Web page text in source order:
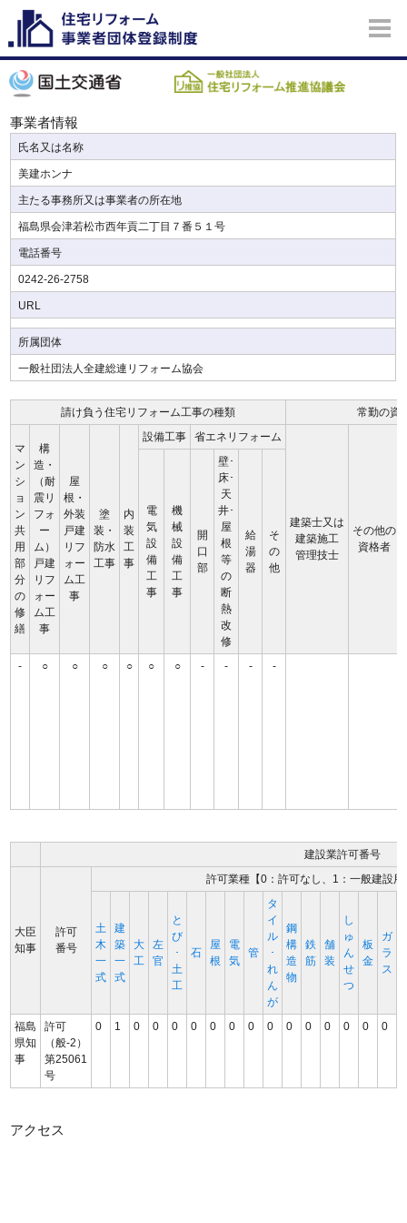
事業者情報
氏名又は名称
美建ホンナ
主たる事務所又は事業者の所在地
福島県会津若松市西年貢二丁目７番５１号
電話番号
0242-26-2758
URL
所属団体
一般社団法人全建総連リフォーム協会
請け負う住宅リフォーム工事の種類 常勤の資
マ
ン
シ
ョ
ン
共
用
部
分
の
修
繕
構
造・
（耐
震リ
フォ
ー
ム）
戸建
リフ
ォー
ム工
事
屋
根・
外装
戸建
リフ
ォー
ム工
事
塗
装・
防水
工事
内
装
工
事
設備工事 省エネリフォーム
建築士又は
建築施工
管理技士
その他の
資格者
電
気
設
備
工
事
機
械
設
備
工
事
開
口
部
壁･
床･
天
井･
屋
根
等
の
断
熱
改
修
給
湯
器
そ
の
他
- ○ ○ ○ ○ ○ ○ - - - -
建設業許可番号
大臣
知事
許可
番号
許可業種【0：許可なし、1：一般建設
土
木
一
式
建
築
一
式
大
工
左
官
と
び
･
土
工
石
屋
根
電
気
管
タ
イ
ル
･
れ
ん
が
鋼
構
造
物
鉄
筋
舗
装
し
ゅ
ん
せ
つ
板
金
ガ
ラ
ス
福島
県知
事
許可
（般-2）
第25061
号
0 1 0 0 0 0 0 0 0 0 0 0 0 0 0 0
アクセス